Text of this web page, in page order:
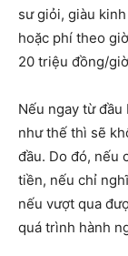
sư giỏi, giàu
hoặc phí theo
20 triệu đồng/
Nếu ngay từ
như thế thì sẽ
đầu. Do đó, nếu
tiền, nếu chỉ
nếu vượt qua
quá trình hành